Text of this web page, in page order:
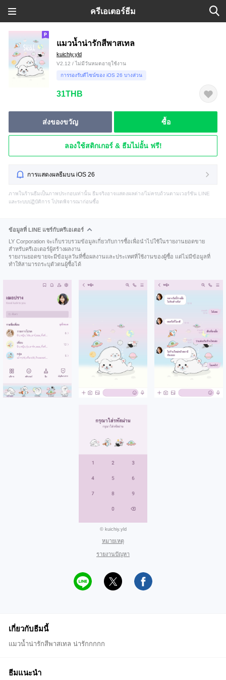
ครีเอเตอร์ธีม
แมวน้ำน่ารักสีพาสเทล
kuichiy.yld
V2.12 / ไม่มีวันหมดอายุใช้งาน
การรองรับดีไซน์ของ iOS 26 บางส่วน
31THB
ส่งของขวัญ ซื้อ
ลองใช้สติกเกอร์ & ธีมไม่อั้น ฟรี!
การแสดงผลธีมบน iOS 26
ภาพในร้านธีมเป็นภาพประกอบเท่านั้น ธีมจริงอาจแสดงผลต่าง/ไม่ครบถ้วนตามเวอร์ชัน LINE
และระบบปฏิบัติการ โปรดพิจารณาก่อนซื้อ
ข้อมูลที่ LINE แชร์กับครีเอเตอร์
LY Corporation จะเก็บรวบรวมข้อมูลเกี่ยวกับการซื้อเพื่อนำไปใช้ในรายงานยอดขาย
สำหรับครีเอเตอร์ผู้สร้างผลงาน
รายงานยอดขายจะมีข้อมูลวันที่ซื้อผลงานและประเทศที่ใช้งานของผู้ซื้อ แต่ไม่มีข้อมูลที่
ทำให้สามารถระบุตัวตนผู้ซื้อได้
© kuichiy.yld
หมายเหตุ
รายงานปัญหา
เกี่ยวกับธีมนี้
แมวน้ำน่ารักสีพาสเทล น่ารักกกกก
ธีมแนะนำ